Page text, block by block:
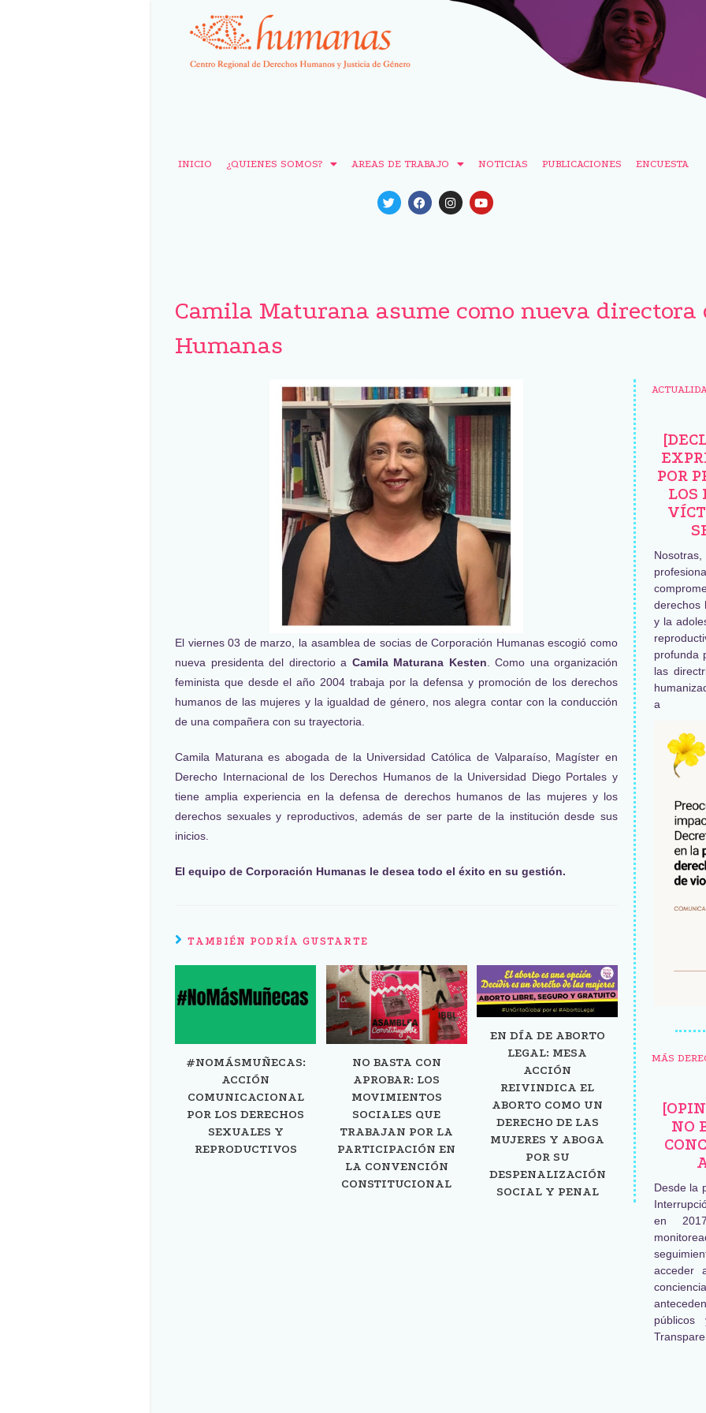
INICIO ¿QUIENES SOMOS? AREAS DE TRABAJO NOTICIAS PUBLICACIONES ENCUESTA
Camila Maturana asume como nueva directora
Humanas
El viernes 03 de marzo, la asamblea de socias de Corporación Humanas escogió como
nueva presidenta del directorio a Camila Maturana Kesten . Como una organización
feminista que desde el año 2004 trabaja por la defensa y promoción de los derechos
humanos de las mujeres y la igualdad de género, nos alegra contar con la conducción
de una compañera con su trayectoria.
Camila Maturana es abogada de la Universidad Católica de Valparaíso, Magíster en
Derecho Internacional de los Derechos Humanos de la Universidad Diego Portales y
tiene amplia experiencia en la defensa de derechos humanos de las mujeres y los
derechos sexuales y reproductivos, además de ser parte de la institución desde sus
inicios.
El equipo de Corporación Humanas le desea todo el éxito en su gestión.
TAMBIÉN PODRÍA GUSTARTE
#NOMÁSMUÑECAS:
ACCIÓN
COMUNICACIONAL
POR LOS DERECHOS
SEXUALES Y
REPRODUCTIVOS
NO BASTA CON
APROBAR: LOS
MOVIMIENTOS
SOCIALES QUE
TRABAJAN POR LA
PARTICIPACIÓN EN
LA CONVENCIÓN
CONSTITUCIONAL
EN DÍA DE ABORTO
LEGAL: MESA
ACCIÓN
REIVINDICA EL
ABORTO COMO UN
DERECHO DE LAS
MUJERES Y ABOGA
POR SU
DESPENALIZACIÓN
SOCIAL Y PENAL
POR
LOS
derechos
y la
profunda
las
a
MÁS
NO
Desde la
en
acceder